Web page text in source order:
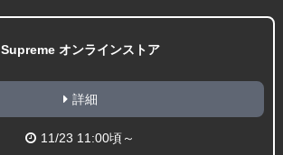
Supreme オンラインストア
詳細
11/23 11:00頃～